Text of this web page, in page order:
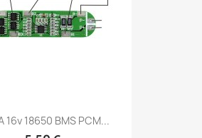
16v 18650 BMS PCM...